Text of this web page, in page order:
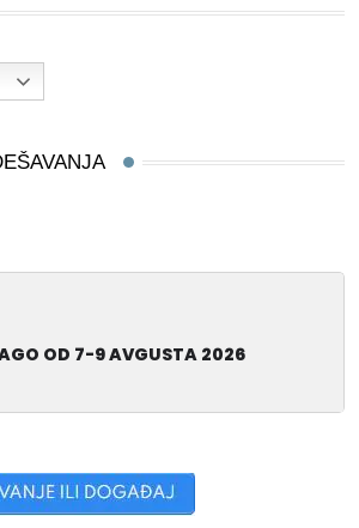
OD 7-9 AVGUSTA 2026